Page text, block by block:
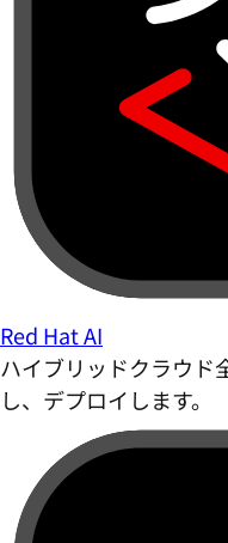
Red Hat AI
ハイブリッドクラウド
し、デプロイします。